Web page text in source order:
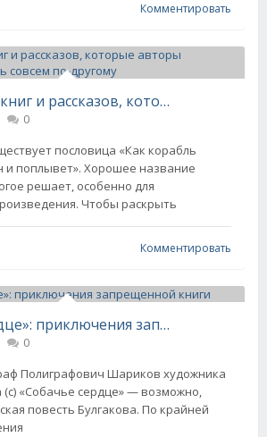
Комментировать
15 известных книг и рассказов, которые авторы собирались назвать совсем по-другому
0
пословица «Как корабль
и поплывет». Хорошее название
решает, особенно для
Чтобы раскрыть
Комментировать
«Собачье сердце»: приключения запрещенной книги
0
Полиграфович Шариков художника
(с) «Собачье сердце» — возможно,
повесть Булгакова. По крайней